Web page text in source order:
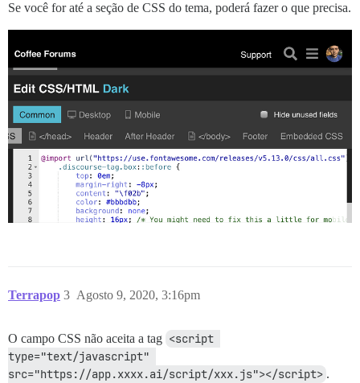
Se você for até a seção de CSS do tema, poderá fazer o que precisa.
Terrapop Agosto 9, 2020, 3:16pm
3
O campo CSS não aceita a tag <script
type="text/javascript"
src="https://app.xxxx.ai/script/xxx.js"></script> .